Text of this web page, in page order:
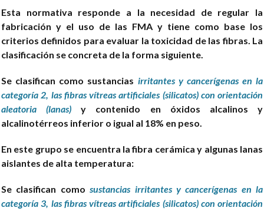
Esta normativa responde a la necesidad de regular la
fabricación y el uso de las FMA y tiene como base los
criterios definidos para evaluar la toxicidad de las fibras. La
clasificación se concreta de la forma siguiente.
Se clasifican como sustancias irritantes y cancerígenas en la
categoría 2, las fibras vítreas artificiales (silicatos) con orientación
aleatoria (lanas) y contenido en óxidos alcalinos y
alcalinotérreos inferior o igual al 18% en peso.
En este grupo se encuentra la fibra cerámica y algunas lanas
aislantes de alta temperatura:
Se clasifican comosustancias irritantes y cancerígenas en la
categoría 3, las fibras vítreas artificiales (silicatos) con orientación